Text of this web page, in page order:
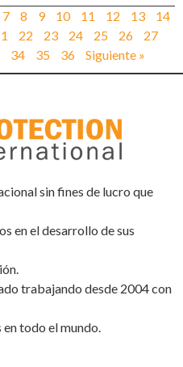
7 8 9 10 11 12 13
14
22 23 24 25 26
27
34 35 36 Siguiente »
sin fines de lucro que
en el desarrollo de sus
trabajando desde 2004 con
todo el mundo.